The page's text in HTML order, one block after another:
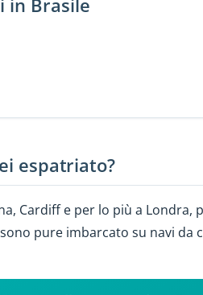
in Brasile
espatriato?
Cardiff e per lo più a Londra,
pure imbarcato su navi da